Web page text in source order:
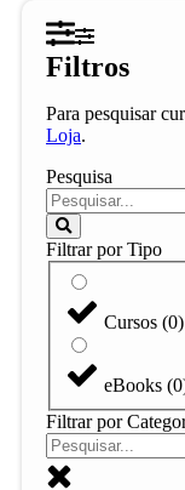
Filtros
Para pesquisar
Loja.
Pesquisa
Filtrar por Tipo
Cursos (0)
eBooks (0
Filtrar por